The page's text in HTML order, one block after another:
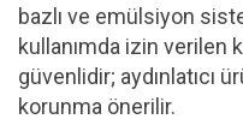
bazlı ve emülsiyon
kullanımda izin verilen
güvenlidir; aydınlatıcı
korunma önerilir.